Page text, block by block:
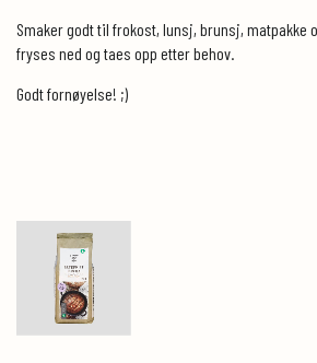
Smaker godt til frokost, lunsj, brunsj, matpakke
fryses ned og taes opp etter behov.
Godt fornøyelse! ;)